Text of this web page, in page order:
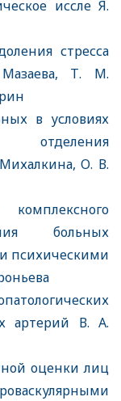
иссле Я.
стресса
Т. М.
в условиях
отделения
О. В.
больных
психическими
артерий В. А.
оценки лиц